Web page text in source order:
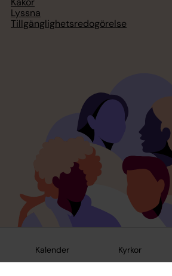
Kalender Kyrkor
Lyssna
Tillgänglighetsredogörelse